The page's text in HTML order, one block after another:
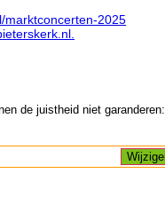
marktconcerten-2025
de juistheid niet garanderen: